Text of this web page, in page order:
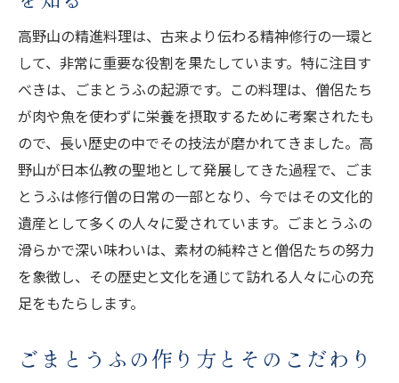
な体験
ごまとうふがもたらす心身のリラックス効
果
高野山の食事スタイルとごまとうふの役割
高野山の文化を感じるごまとうふの秘密に迫る
高野山文化におけるごまとうふの重要性
ごまとうふに隠された高野山の知恵
高野山の伝統行事とごまとうふの関わり
文化を味わうためのごまとうふの食べ方
高野山の生活習慣とごまとうふの位置
高野山が誇るごまとうふの伝統的な製法を知る
高野山の精進料理は、古来より伝わる精神修行の一環と
して、非常に重要な役割を果たしています。特に注目す
べきは、ごまとうふの起源です。この料理は、僧侶たち
が肉や魚を使わずに栄養を摂取するために考案されたも
ので、長い歴史の中でその技法が磨かれてきました。高
野山が日本仏教の聖地として発展してきた過程で、ごま
とうふは修行僧の日常の一部となり、今ではその文化的
遺産として多くの人々に愛されています。ごまとうふの
滑らかで深い味わいは、素材の純粋さと僧侶たちの努力
を象徴し、その歴史と文化を通じて訪れる人々に心の充
足をもたらします。
ごまとうふの作り方とそのこだわり